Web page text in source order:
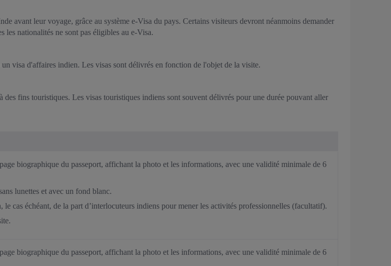
avant leur voyage, grâce au système e-Visa du pays. Certains visiteurs devront néanmoins demander
les nationalités ne sont pas éligibles au e-Visa.
visa d'affaires indien. Les visas sont délivrés en fonction de l'objet de la visite.
fins touristiques. Les visas touristiques indiens sont souvent délivrés pour une durée pouvant aller
biographique du passeport, affichant la photo et les informations, avec une validité minimale de 6
lunettes et avec un fond blanc.
le cas échéant, de la part d’interlocuteurs indiens pour mener les activités professionnelles (facultatif).
biographique du passeport, affichant la photo et les informations, avec une validité minimale de 6